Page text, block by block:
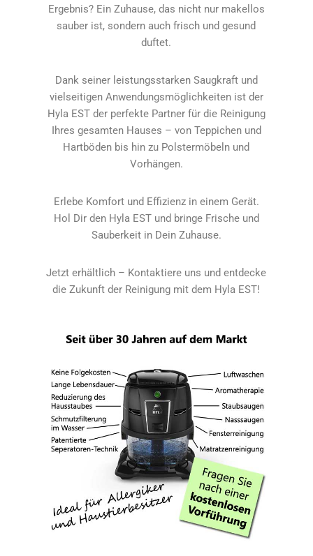
Ergebnis? Ein Zuhause, das nicht nur makellos
sauber ist, sondern auch frisch und gesund
duftet.
Dank seiner leistungsstarken Saugkraft und
vielseitigen Anwendungsmöglichkeiten ist der
Hyla EST der perfekte Partner für die Reinigung
Ihres gesamten Hauses – von Teppichen und
Hartböden bis hin zu Polstermöbeln und
Vorhängen.
Erlebe Komfort und Effizienz in einem Gerät.
Hol Dir den Hyla EST und bringe Frische und
Sauberkeit in Dein Zuhause.
Jetzt erhältlich – Kontaktiere uns und entdecke
die Zukunft der Reinigung mit dem Hyla EST!